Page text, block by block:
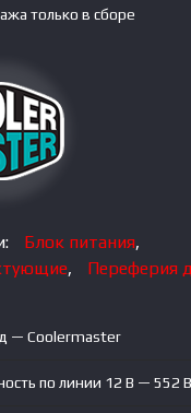
только в сборе
Блок питания,
, Переферия
— Coolermaster
по линии 12 В — 552